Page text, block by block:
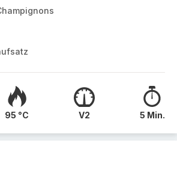
95 °C V2 5 Min.